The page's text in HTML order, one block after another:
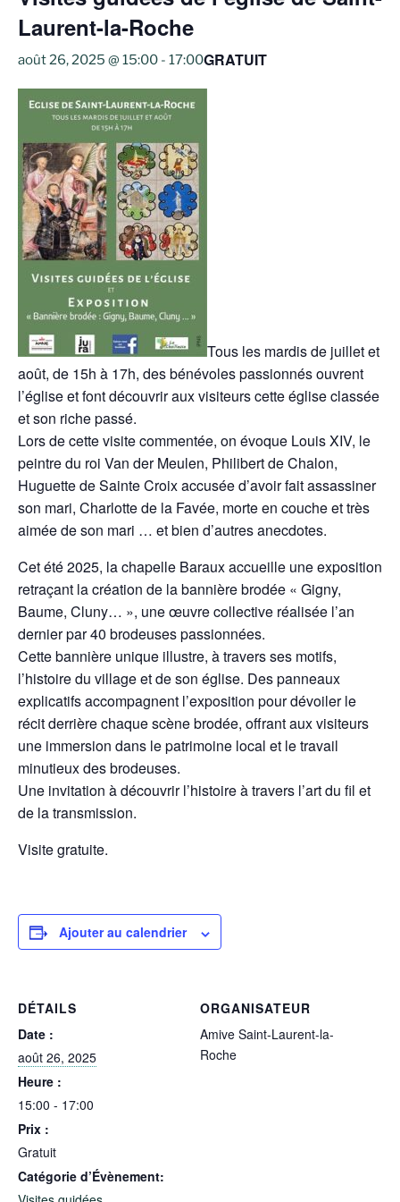
Laurent-la-Roche
août 26, 2025 @ 15:00 - 17:00GRATUIT
Tous les mardis de juillet et
août, de 15h à 17h, des bénévoles passionnés ouvrent
l’église et font découvrir aux visiteurs cette église classée
et son riche passé.
Lors de cette visite commentée, on évoque Louis XIV, le
peintre du roi Van der Meulen, Philibert de Chalon,
Huguette de Sainte Croix accusée d’avoir fait assassiner
son mari, Charlotte de la Favée, morte en couche et très
aimée de son mari … et bien d’autres anecdotes.
Cet été 2025, la chapelle Baraux accueille une exposition
retraçant la création de la bannière brodée « Gigny,
Baume, Cluny… », une œuvre collective réalisée l’an
dernier par 40 brodeuses passionnées.
Cette bannière unique illustre, à travers ses motifs,
l’histoire du village et de son église. Des panneaux
explicatifs accompagnent l’exposition pour dévoiler le
récit derrière chaque scène brodée, offrant aux visiteurs
une immersion dans le patrimoine local et le travail
minutieux des brodeuses.
Une invitation à découvrir l’histoire à travers l’art du fil et
de la transmission.
Visite gratuite.
Ajouter au calendrier
DÉTAILS
Date :
août 26, 2025
Heure :
15:00 - 17:00
Prix :
Gratuit
Catégorie d’Évènement:
ORGANISATEUR
Amive Saint-Laurent-la-
Roche